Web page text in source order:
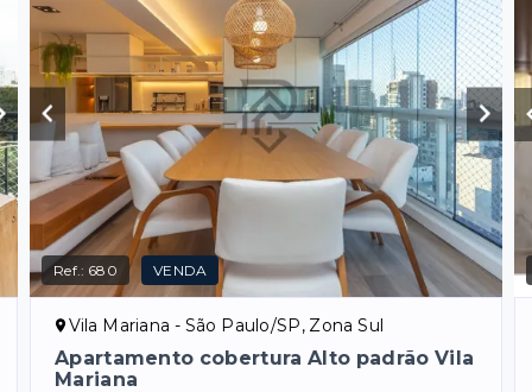
Ref.: 680 VENDA
Vila Mariana - São Paulo/SP, Zona Sul
Apartamento cobertura Alto padrão Vila
Mariana